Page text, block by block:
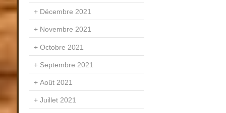
Décembre 2021
Novembre 2021
Octobre 2021
Septembre 2021
Août 2021
Juillet 2021